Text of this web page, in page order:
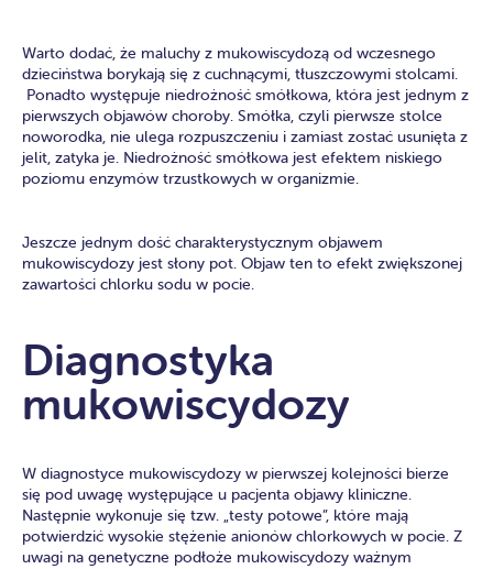
Warto dodać, że maluchy z mukowiscydozą od wczesnego
dzieciństwa borykają się z cuchnącymi, tłuszczowymi stolcami.
Ponadto występuje niedrożność smółkowa, która jest jednym z
pierwszych objawów choroby. Smółka, czyli pierwsze stolce
noworodka, nie ulega rozpuszczeniu i zamiast zostać usunięta z
jelit, zatyka je. Niedrożność smółkowa jest efektem niskiego
poziomu enzymów trzustkowych w organizmie.
Jeszcze jednym dość charakterystycznym objawem
mukowiscydozy jest słony pot. Objaw ten to efekt zwiększonej
zawartości chlorku sodu w pocie.
Diagnostyka
mukowiscydozy
W diagnostyce mukowiscydozy w pierwszej kolejności bierze
się pod uwagę występujące u pacjenta objawy kliniczne.
Następnie wykonuje się tzw. „testy potowe”, które mają
potwierdzić wysokie stężenie anionów chlorkowych w pocie. Z
uwagi na genetyczne podłoże mukowiscydozy ważnym